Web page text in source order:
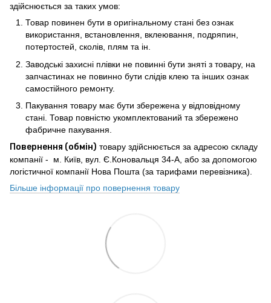
здійснюється за таких умов:
Товар повинен бути в оригінальному стані без ознак
використання, встановлення, вклеювання, подряпин,
потертостей, сколів, плям та ін.
Заводські захисні плівки не повинні бути зняті з товару, на
запчастинах не повинно бути слідів клею та інших ознак
самостійного ремонту.
Пакування товару має бути збережена у відповідному
стані. Товар повністю укомплектований та збережено
фабричне пакування.
Повернення (обмін) товару здійснюється за адресою складу
компанії - м. Київ, вул. Є.Коновальця 34-А, або за допомогою
логістичної компанії Нова Пошта (за тарифами перевізника).
Більше інформації про повернення товару